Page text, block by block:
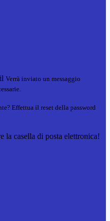
Verrà inviato un messaggio
Effettua il reset della password
la casella di posta elettronica!